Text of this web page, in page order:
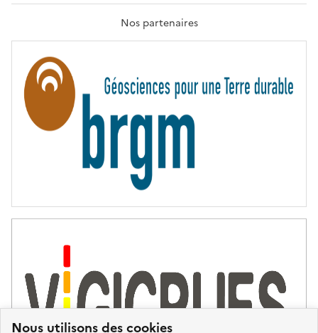
Nous utilisons des cookies
A
T
R
T
É
Nos partenaires